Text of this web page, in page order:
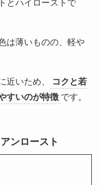
とハイローストで
は薄いものの、軽や
近いため、
コクと若
すいのが特徴 です。
ンロースト